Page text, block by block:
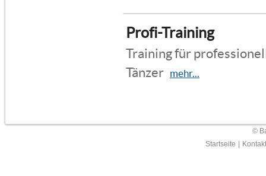
Profi-Training
Training für
Tänzer mehr...
©
Startseite
Kontakt